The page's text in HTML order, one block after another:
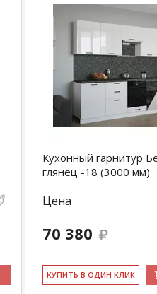
Кухонный гарнитур
глянец -18 (3000 мм)
Цена
70 380
КУ­ПИТЬ В ОДИН КЛИК